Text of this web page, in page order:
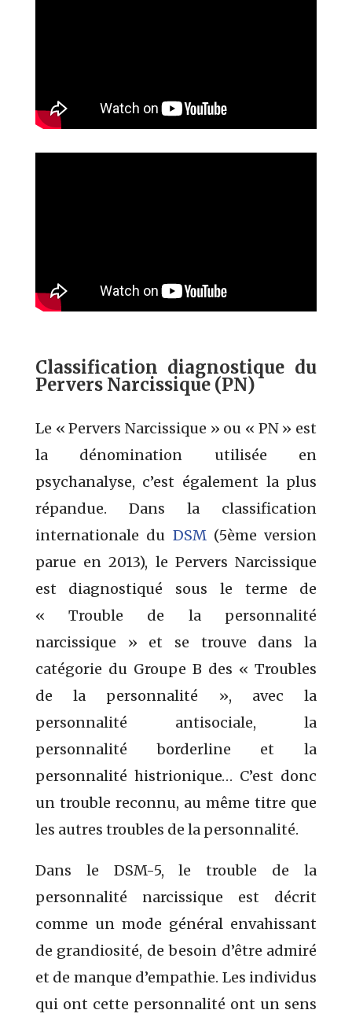
Classification diagnostique du
Pervers Narcissique (PN)
Le « Pervers Narcissique » ou « PN » est
la dénomination utilisée en
psychanalyse, c’est également la plus
répandue. Dans la classification
internationale du DSM(5ème version
parue en 2013), le Pervers Narcissique
est diagnostiqué sous le terme de
« Trouble de la personnalité
narcissique » et se trouve dans la
catégorie du Groupe B des « Troubles
de la personnalité », avec la
personnalité antisociale, la
personnalité borderline et la
personnalité histrionique… C’est donc
un trouble reconnu, au même titre que
les autres troubles de la personnalité.
Dans le DSM-5, le trouble de la
personnalité narcissique est décrit
comme un mode général envahissant
de grandiosité, de besoin d’être admiré
et de manque d’empathie. Les individus
qui ont cette personnalité ont un sens